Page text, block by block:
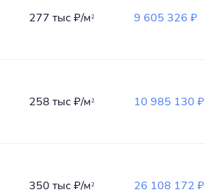
277 тыс ₽/м2 9 605 326 ₽
258 тыс ₽/м2 10 985 130 ₽
350 тыс ₽/м2 26 108 172 ₽